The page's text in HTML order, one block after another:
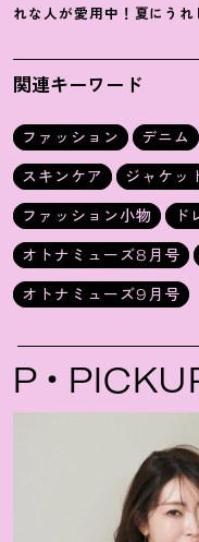
れな人が愛用中 ！ 夏にうれ
小物5選
関連キーワード
ファッション デニム
スキンケア
ジャケッ
ファッション小物
ド
オトナミューズ8月号
オトナミューズ9月号
PICKUP